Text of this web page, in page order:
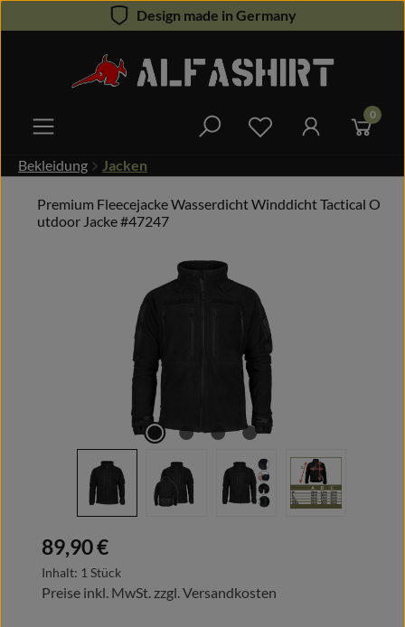
Zum Hauptinhalt springenDesign made in Germany
Du hast 0 0
Bekleidung Jacken
Premium Fleecejacke Wasserdicht Winddicht Tactical O
utdoor Jacke #47247
Regulärer Preis:
89,90 €
Inhalt: 1 Stück
Preise inkl. MwSt. zzgl. Versandkosten